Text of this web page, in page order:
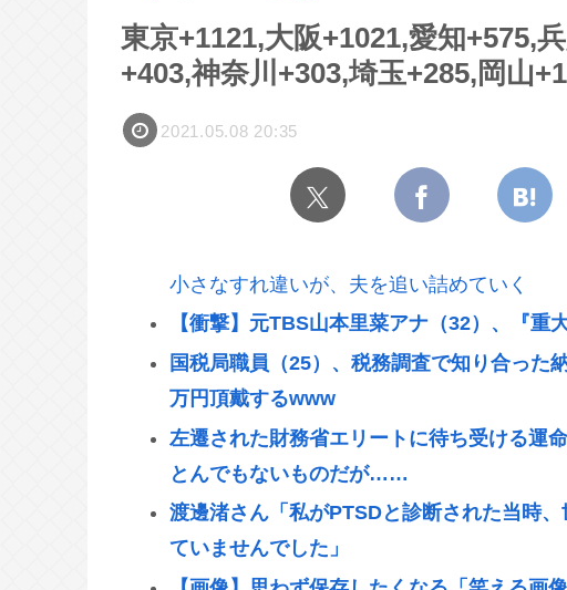
東京+1121,大阪+1021,愛知+575,
+403,神奈川+303,埼玉+285,岡山
2021.05.08 20:35
小さなすれ違いが、夫を追い詰めていく
【衝撃】元TBS山本里菜アナ（32）、『重
国税局職員（25）、税務調査で知り合った
万円頂戴するwww
左遷された財務省エリートに待ち受ける運
とんでもないものだが……
渡邊渚さん「私がPTSDと診断された当時
ていませんでした」